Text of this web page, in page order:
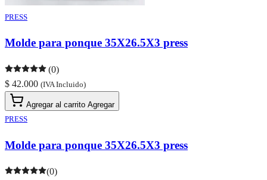
PRESS
Molde para ponque 35X26.5X3 press
(0)
$ 42.000 (IVA Incluido)
Agregar al carrito Agregar
PRESS
Molde para ponque 35X26.5X3 press
(0)